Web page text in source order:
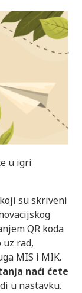
u igri
koji su skriveni
QR koda
rad,
MIS i MIK.
naći ćete
u nastavku.